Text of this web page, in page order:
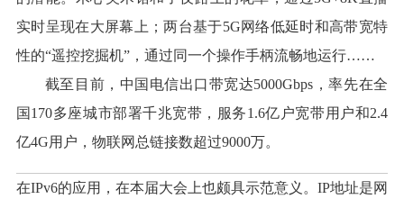
实时呈现在大屏幕上；两台基于5G网络低延时和高带宽特
性的“遥控挖掘机”，通过同一个操作手柄流畅地运行……
截至目前，中国电信出口带宽达5000Gbps，率先在全
国170多座城市部署千兆宽带，服务1.6亿户宽带用户和2.4
亿4G用户，物联网总链接数超过9000万。
在IPv6的应用，在本届大会上也颇具示范意义。IP地址是网